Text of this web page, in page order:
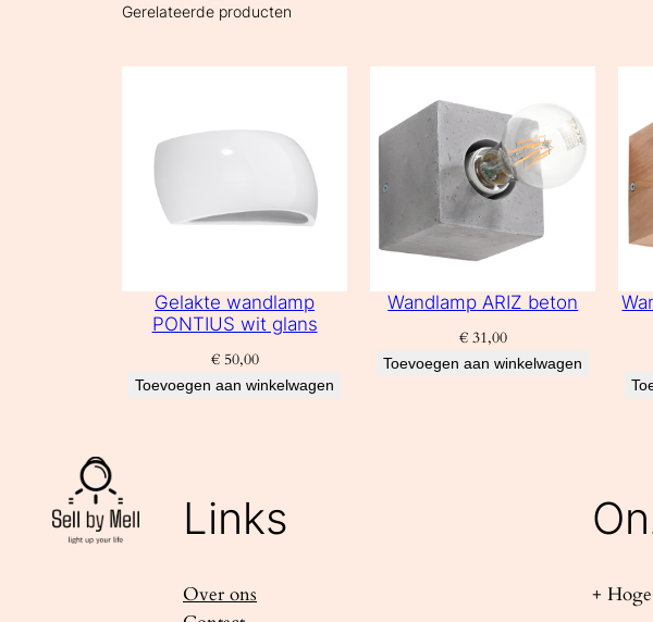
Gerelateerde producten
Gelakte wandlamp
PONTIUS wit glans
€50,00
Toevoegen aan winkelwagen
Wandlamp ARIZ beton
€31,00
Toevoegen aan winkelwagen
Links
Over ons
+